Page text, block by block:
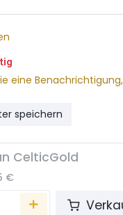
eine
speichern
CelticGold
€